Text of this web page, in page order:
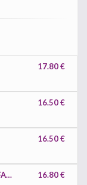
17.80 €
16.50 €
16.50 €
404. CANARD SUR PLAQUE CHAUFFANTE 16.80 €